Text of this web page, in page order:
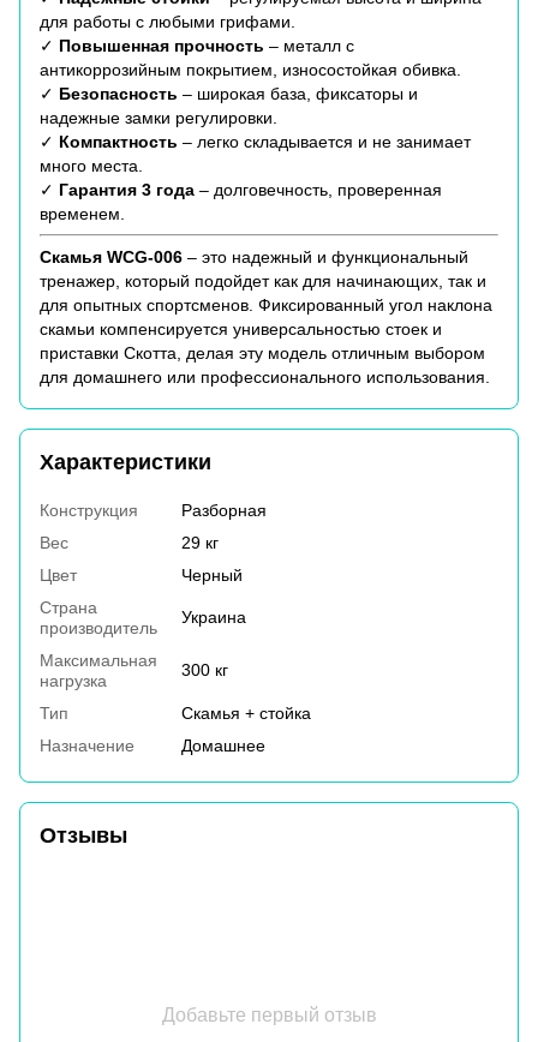
для работы с любыми грифами.
✓ Повышенная прочность – металл с
антикоррозийным покрытием, износостойкая обивка.
✓ Безопасность – широкая база, фиксаторы и
надежные замки регулировки.
✓ Компактность – легко складывается и не занимает
много места.
✓ Гарантия 3 года – долговечность, проверенная
временем.
Скамья WCG-006 – это надежный и функциональный
тренажер, который подойдет как для начинающих, так и
для опытных спортсменов. Фиксированный угол наклона
скамьи компенсируется универсальностью стоек и
приставки Скотта, делая эту модель отличным выбором
для домашнего или профессионального использования.
Характеристики
Конструкция
Разборная
Вес
29 кг
Цвет
Черный
Страна
производитель
Украина
Максимальная
нагрузка
300 кг
Тип
Скамья + стойка
Назначение
Домашнее
Отзывы
Добавьте первый отзыв